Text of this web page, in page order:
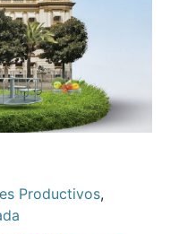
Productivos,